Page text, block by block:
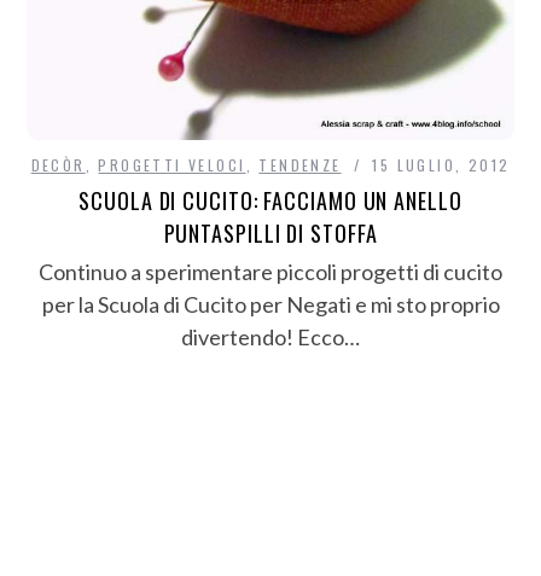
DECÒR ,PROGETTI VELOCI TENDENZE 15 LUGLIO, 2012
SCUOLA DI CUCITO: FACCIAMO UN ANELLO
PUNTASPILLI DI STOFFA
Continuo a sperimentare piccoli progetti di cucito
per la Scuola di Cucito per Negati e mi sto proprio
divertendo! Ecco…